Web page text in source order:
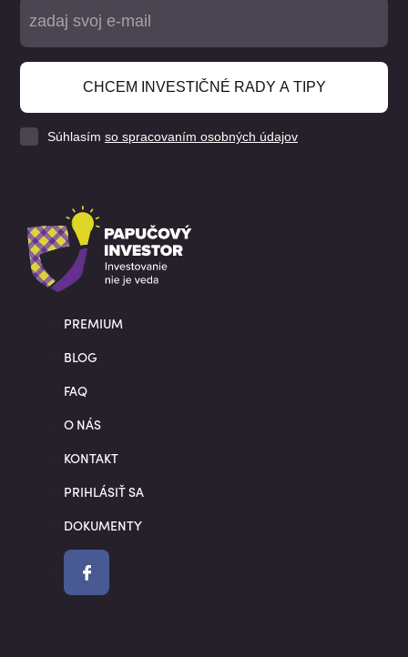
CHCEM INVESTIČNÉ RADY A TIPY
Súhlasím so spracovaním osobných údajov
PREMIUM
BLOG
FAQ
O NÁS
KONTAKT
PRIHLÁSIŤ SA
DOKUMENTY